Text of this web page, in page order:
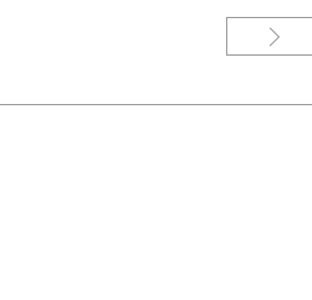
べての点で”輝ける星”と呼ばれる機械式時
ントスター」の名には込められています。